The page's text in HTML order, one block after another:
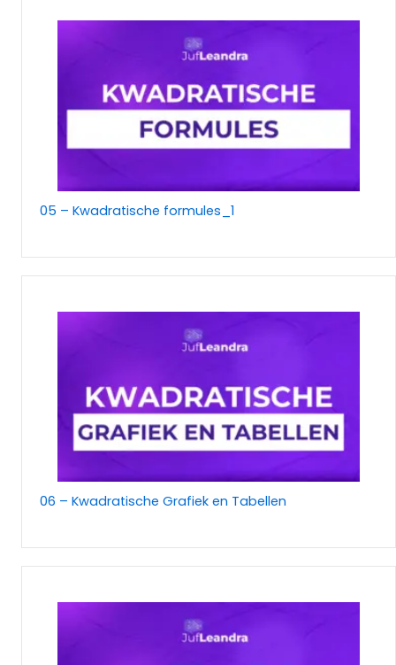
05 – Kwadratische formules_1
06 – Kwadratische Grafiek en Tabellen